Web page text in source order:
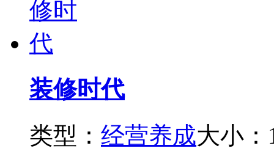
装修时代
类型： 经营养成大小：